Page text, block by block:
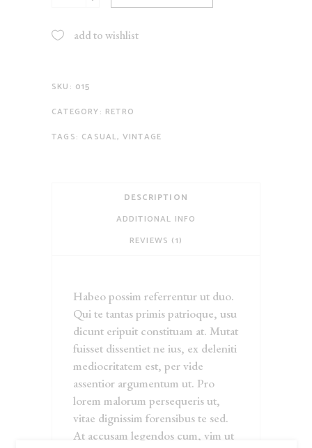
add to wishlist
SKU: 015
CATEGORY: RETRO
TAGS: CASUAL, VINTAGE
DESCRIPTION
ADDITIONAL INFO
REVIEWS (1)
Habeo possim referrentur ut duo.
Qui te tantas primis patrioque, usu
dicunt eripuit constituam at. Mutat
fuisset dissentiet ne ius, ex deleniti
mediocritatem est, per vide
assentior argumentum ut. Pro
lorem malorum persequeris ut,
vitae dignissim forensibus te sed.
At accusam legendos cum, vim ut